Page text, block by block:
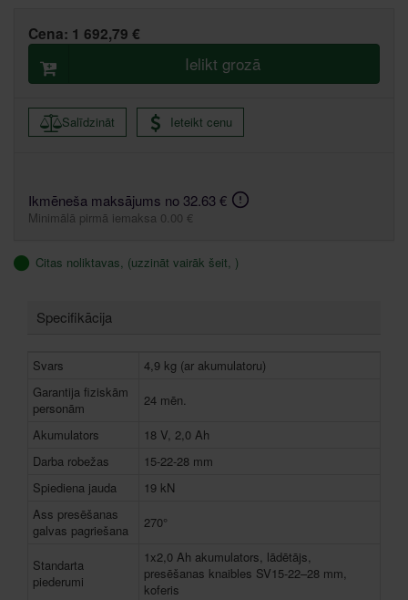
Cena: 1 692,79 €
Ielikt grozā
Salīdzināt Ieteikt cenu
Ikmēneša maksājums no 32.63 €
Minimālā pirmā iemaksa 0.00 €
Citas noliktavas, (uzzināt vairāk šeit, )
Specifikācija
Svars
4,9 kg (ar akumulatoru)
Garantija fiziskām
personām
24 mēn.
Akumulators
18 V, 2,0 Ah
Darba robežas
15-22-28 mm
Spiediena jauda
19 kN
Ass presēšanas
galvas pagriešana
270°
Standarta
piederumi
1x2,0 Ah akumulators, lādētājs,
presēšanas knaibles SV15-22–28 mm,
koferis